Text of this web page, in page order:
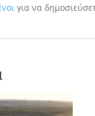
για να